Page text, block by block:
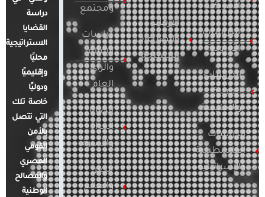
الأمريكية
الدراسات
الأوروبية
الدراسات
العربية
والإقليمية
الدراسات
الفلسطينية
والإسرائيلية
الإرهاب
والصراعات
المسلحة
ومجتمع
دراسات
الإعلام
والرأي
العام
قضايا
المرأة
والأسرة
مصر
والعالم
دراسة
القضايا
الاستراتيجية
محليًا
وإقليميًا
ودوليًا
خاصة تلك
التي تتصل
بالأمن
القومي
المصري
والمصالح
الوطنية